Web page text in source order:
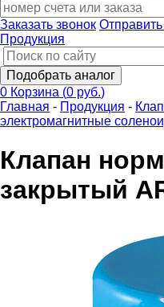
Заказать звонок
Продукция
Подобрать аналог
0 Корзина (0 руб.)
Главная - Продукция -
электромагнитные
Клапан
закрытый